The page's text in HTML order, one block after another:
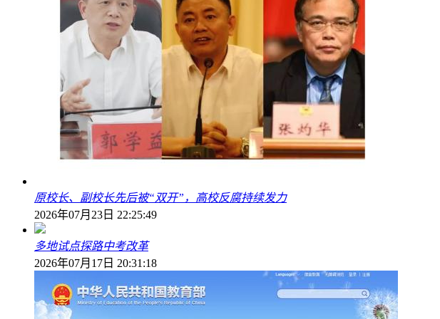
原校长、副校长先后被“双开”，高校反腐持续发力
2026年07月23日 22:25:49
多地试点探路中考改革
2026年07月17日 20:31:18